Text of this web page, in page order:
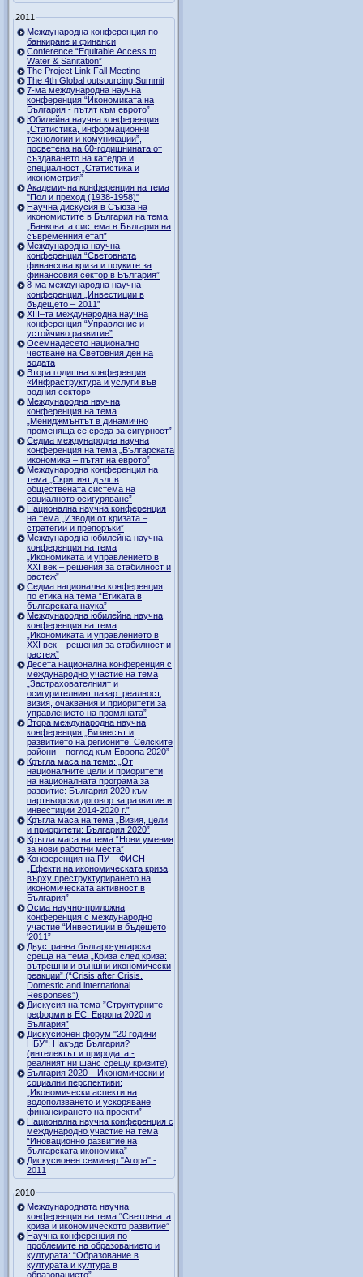
2011
Международна конференция по
банкиране и финанси
Conference “Equitable Access to
Water & Sanitation”
The Project Link Fall Meeting
The 4th Global outsourcing Summit
7-ма международна научна
конференция “Икономиката на
България - пътят към еврото”
Юбилейна научна конференция
„Статистика, информационни
технологии и комуникации”,
посветена на 60-годишнината от
създаването на катедра и
специалност „Статистика и
иконометрия”
Академична конференция на тема
"Пол и преход (1938-1958)"
Научна дискусия в Съюза на
икономистите в България на тема
„Банковата система в България на
съвременния етап”
Международна научна
конференция “Световната
финансова криза и поуките за
финансовия сектор в България”
8-ма международна научна
конференция „Инвестиции в
бъдещето – 2011”
ХІІІ–та международна научна
конференция “Управление и
устойчиво развитие”
Осемнадесето национално
честване на Световния ден на
водата
Втора годишна конференция
«Инфраструктура и услуги във
водния сектор»
Международна научна
конференция на тема
„Мениджмънтът в динамично
променяща се среда за сигурност”
Седма международна научна
конференция на тема „Българската
икономика – пътят на еврото”
Международна конференция на
тема „Скритият дълг в
обществената система на
социалното осигуряване”
Национална научна конференция
на тема „Изводи от кризата –
стратегии и препоръки”
Международна юбилейна научна
конференция на тема
„Икономиката и управлението в
ХХI век – решения за стабилност и
растеж”
Седма национална конференция
по етика на тема “Етиката в
българската наука”
Международна юбилейна научна
конференция на тема
„Икономиката и управлението в
ХХI век – решения за стабилност и
растеж”
Десета национална конференция с
международно участие на тема
„Застрахователният и
осигурителният пазар: реалност,
визия, очаквания и приоритети за
управлението на промяната”
Втора международна научна
конференция „Бизнесът и
развитието на регионите. Селските
райони – поглед към Европа 2020”
Кръгла маса на тема: „От
националните цели и приоритети
на националната програма за
развитие: България 2020 към
партньорски договор за развитие и
инвестиции 2014-2020 г.”
Кръгла маса на тема „Визия, цели
и приоритети: България 2020”
Кръгла маса на тема “Нови умения
за нови работни места”
Конференция на ПУ – ФИСН
„Ефекти на икономическата криза
върху преструктурирането на
икономическата активност в
България”
Осма научно-приложна
конференция с международно
участие “Инвестиции в бъдещето
'2011”
Двустранна българо-унгарска
среща на тема „Криза след криза:
вътрешни и външни икономически
реакции” (“Crisis after Crisis.
Domestic and international
Responses”)
Дискусия на тема ”Структурните
реформи в ЕС: Европа 2020 и
България”
Дискусионен форум "20 години
НБУ": Накъде България?
(интелектът и природата -
реалният ни шанс срещу кризите)
България 2020 – Икономически и
социални перспективи:
„Икономически аспекти на
водоползването и ускоряване
финансирането на проекти”
Национална научна конференция с
международно участие на тема
“Иновационно развитие на
българската икономика”
Дискусионен семинар "Агора" -
2011
2010
Международната научна
конференция на тема “Световната
криза и икономическото развитие”
Научна конференция по
проблемите на образованието и
културата: “Образование в
културата и култура в
образованието”